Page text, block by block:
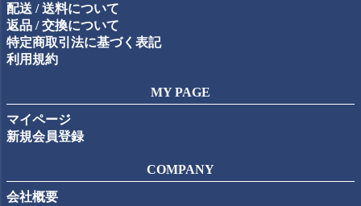
配送 / 送料について
返品 / 交換について
特定商取引法に基づく表記
利用規約
MY PAGE
マイページ
新規会員登録
COMPANY
会社概要